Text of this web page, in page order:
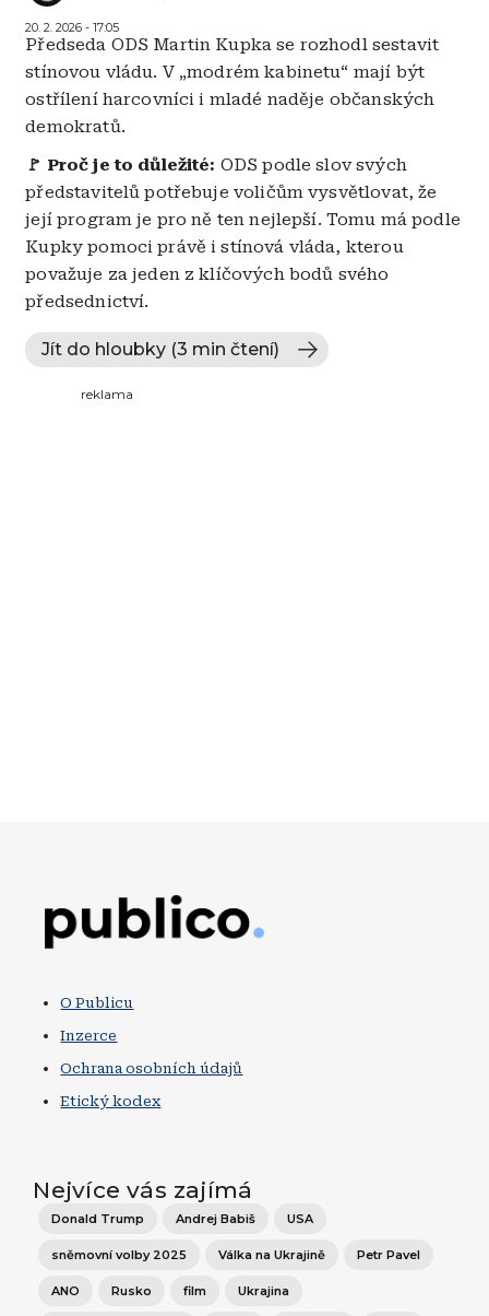
20. 2. 2026 - 17:05
Předseda ODS Martin Kupka se rozhodl sestavit
stínovou vládu. V „modrém kabinetu“ mají být
ostřílení harcovníci i mladé naděje občanských
demokratů.
🚩 Proč je to důležité: ODS podle slov svých
představitelů potřebuje voličům vysvětlovat, že
její program je pro ně ten nejlepší. Tomu má podle
Kupky pomoci právě i stínová vláda, kterou
považuje za jeden z klíčových bodů svého
předsednictví.
Jít do hloubky (3 min čtení)
reklama
O Publicu
Inzerce
Ochrana osobních údajů
Etický kodex
Nejvíce vás zajímá
Donald Trump Andrej Babiš USA
sněmovní volby 2025 Válka na Ukrajině Petr Pavel
ANO Rusko film Ukrajina